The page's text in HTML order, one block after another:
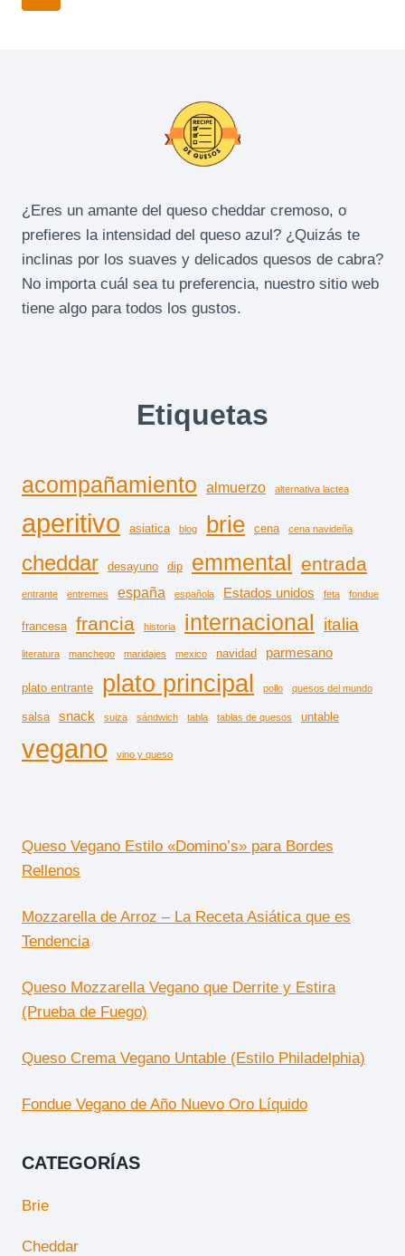
¿Eres un amante del queso cheddar cremoso, o
prefieres la intensidad del queso azul? ¿Quizás te
inclinas por los suaves y delicados quesos de cabra?
No importa cuál sea tu preferencia, nuestro sitio web
tiene algo para todos los gustos.
Etiquetas
acompañamiento almuerzo alternativa lactea
aperitivo asiatica blog brie cena cena navideña
cheddar desayuno dip emmental entrada
entrante entremes españa española Estados unidos feta fondue
francesa francia historia internacional italia
literatura manchego maridajes mexico navidad parmesano
plato entrante plato principal pollo quesos del mundo
salsa snack suiza sándwich tabla tablas de quesos untable
vegano vino y queso
Queso Vegano Estilo «Domino’s» para Bordes
Rellenos
Mozzarella de Arroz – La Receta Asiática que es
Tendencia
Queso Mozzarella Vegano que Derrite y Estira
(Prueba de Fuego)
Queso Crema Vegano Untable (Estilo Philadelphia)
Fondue Vegano de Año Nuevo Oro Líquido
CATEGORÍAS
Brie
Cheddar